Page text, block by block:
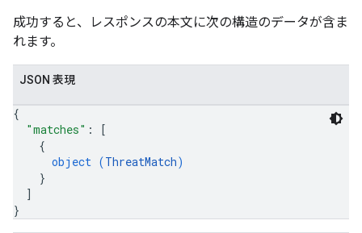
成功すると、レスポンスの本文に次の構造のデータが含ま
れます。
JSON 表現
{
"matches" :
[
{
object (ThreatMatch)
}
]
}